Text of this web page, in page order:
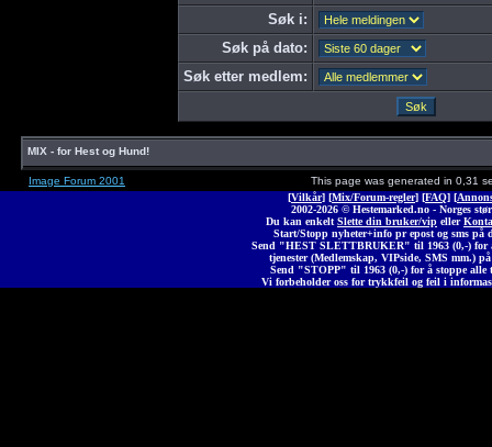
Søk i:
Søk på dato:
Søk etter medlem:
MIX - for Hest og Hund!
Image Forum 2001
This page was generated in 0,31
[Vilkår] [Mix/Forum-regler] [FAQ] [
2002-2026 © Hestemarked.no - Norges
Du kan enkelt Slette din bruker/vip eller
Start/Stopp nyheter+info pr epost og sms på
Send "HEST SLETTBRUKER" til 1963 (0,-) for
tjenester (Medlemskap, VIPside, SMS mm.)
Send "STOPP" til 1963 (0,-) for å stoppe alle
Vi forbeholder oss for trykkfeil og feil i